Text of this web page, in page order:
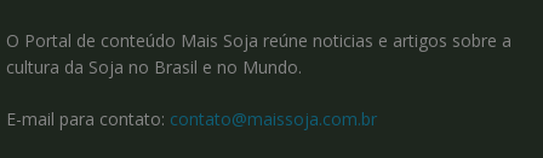
O Portal de conteúdo Mais Soja reúne noticias e artigos sobre a
cultura da Soja no Brasil e no Mundo.
E-mail para contato: contato@maissoja.com.br